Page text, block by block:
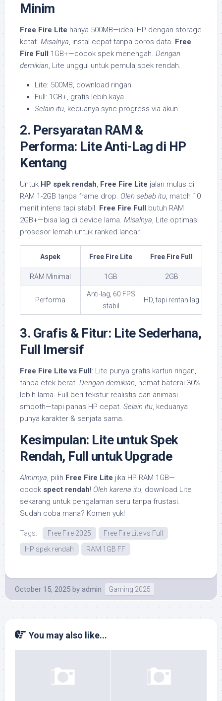
Minim
Free Fire Lite hanya 500MB—ideal HP dengan storage
ketat. Misalnya, instal cepat tanpa boros data. Free
Fire Full 1GB+—cocok spek menengah. Dengan
demikian, Lite unggul untuk pemula spek rendah.
Lite: 500MB, download ringan
Full: 1GB+, grafis lebih kaya
Selain itu, keduanya sync progress via akun
2. Persyaratan RAM &
Performa: Lite Anti-Lag di HP
Kentang
Untuk HP spek rendah, Free Fire Lite jalan mulus di
RAM 1-2GB tanpa frame drop. Oleh sebab itu, match 10
menit intens tapi stabil. Free Fire Full butuh RAM
2GB+—bisa lag di device lama. Misalnya, Lite optimasi
prosesor lemah untuk ranked lancar.
Aspek Free Fire Lite Free Fire Full
RAM Minimal 1GB 2GB
Performa
Anti-lag, 60 FPS
stabil
HD, tapi rentan lag
3. Grafis & Fitur: Lite Sederhana,
Full Imersif
Free Fire Lite vs Full: Lite punya grafis kartun ringan,
tanpa efek berat. Dengan demikian, hemat baterai 30%
lebih lama. Full beri tekstur realistis dan animasi
smooth—tapi panas HP cepat. Selain itu, keduanya
punya karakter & senjata sama.
Kesimpulan: Lite untuk Spek
Rendah, Full untuk Upgrade
Akhirnya, pilih Free Fire Lite jika HP RAM 1GB—
cocok spect rendah! Oleh karena itu, download Lite
sekarang untuk pengalaman seru tanpa frustasi.
Sudah coba mana? Komen yuk!
Tags: Free Fire 2025
Free Fire Lite vs Full
HP spek rendah
RAM 1GB FF
October 15, 2025 by admin Gaming 2025
You may also like...